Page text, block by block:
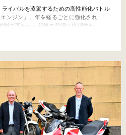
イバルを凌駕するための高性能化バトル
ンジン」。年を経るごとに強化され
制の面からも新規の登場は絶望的か……
ンダから“エアクールド”な1140㏄並列4